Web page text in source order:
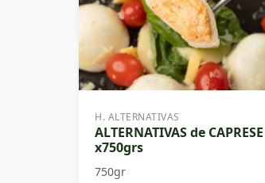
H. ALTERNATIVAS
ALTERNATIVAS de CAPRESE
x750grs
750gr